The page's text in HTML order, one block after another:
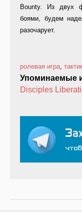
Bounty. Из двух
боями, будем
разочарует.
ролевая игра,
Упоминаемые
Disciples